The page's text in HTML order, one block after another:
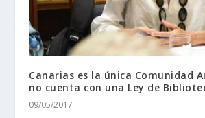
Canarias es la única Comunidad
no cuenta con una Ley de
09/05/2017